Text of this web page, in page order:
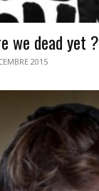
we dead yet ?
2015